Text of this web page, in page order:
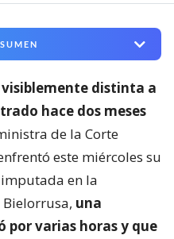
distinta a
hace dos meses
de la Corte
este miércoles su
en la
una
por varias horas y que